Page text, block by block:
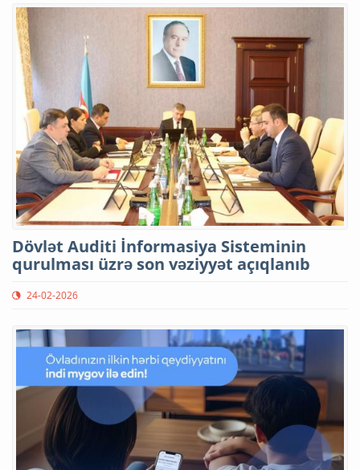
Dövlət Auditi İnformasiya Sisteminin
qurulması üzrə son vəziyyət açıqlanıb
24-02-2026